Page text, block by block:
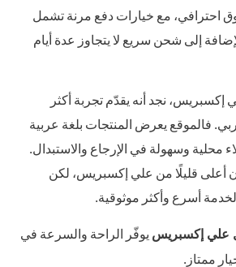
احترافي، مع خيارات دفع مرنة تشمل
إلى شحن سريع لا يتجاوز عدة أيام
إكسبريس، نجد أنه يقدّم تجربة أكثر
فالموقع يعرض المنتجات بلغة عربية
محلية وسهولة في الإرجاع والاستبدال.
أعلى قليلًا من علي إكسبريس، لكن
أسرع وأكثر موثوقية.
علي إكسبريس يوفّر الراحة والسرعة في
ممتاز.